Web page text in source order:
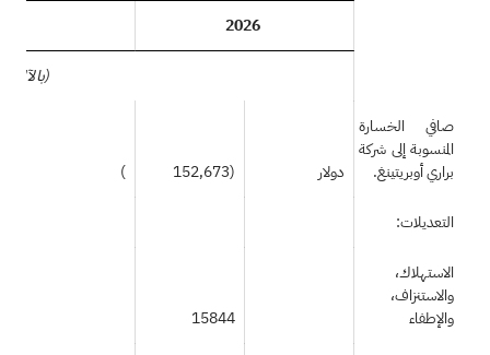
2026
صافي الخسارة
المنسوبة إلى شركة
براري أوبريتينغ.
دولار (152,673
)
التعديلات:
الاستهلاك،
والاستنزاف،
والإطفاء
15844